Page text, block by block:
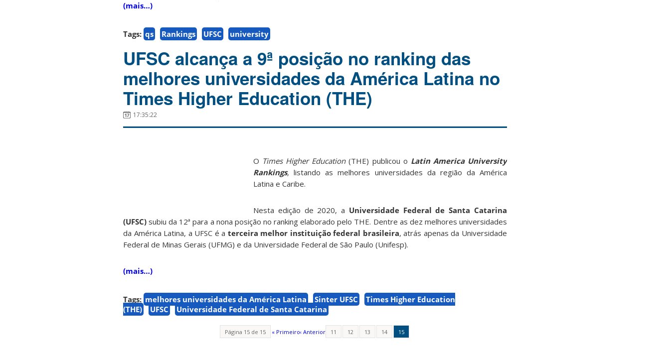
(mais…)
Tags: qs Rankings UFSC university
UFSC alcança a 9ª posição no ranking das
melhores universidades da América Latina no
Times Higher Education (THE)
17:35:22
O Times Higher Education(THE) publicou o Latin America University
Rankings, listando as melhores universidades da região da América
Latina e Caribe.
Nesta edição de 2020, a Universidade Federal de Santa Catarina
(UFSC) subiu da 12ª para a nona posição no ranking elaborado pelo THE. Dentre as dez melhores universidades
da América Latina, a UFSC é a terceira melhor instituição federal brasileira, atrás apenas da Universidade
Federal de Minas Gerais (UFMG) e da Universidade Federal de São Paulo (Unifesp).
(mais…)
Tags: melhores universidades da América Latina Sinter UFSC
Times Higher Education
(THE)
UFSC Universidade Federal de Santa Catarina
Página 15 de 15 « Primeiro‹ Anterior 11 12 13 14 15